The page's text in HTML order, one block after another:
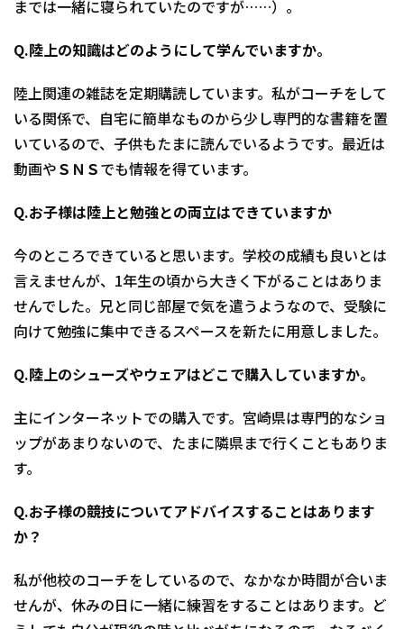
までは一緒に寝られていたのですが……）。
Q.陸上の知識はどのようにして学んでいますか。
陸上関連の雑誌を定期購読しています。私がコーチをして
いる関係で、自宅に簡単なものから少し専門的な書籍を置
いているので、子供もたまに読んでいるようです。最近は
動画やＳＮＳでも情報を得ています。
Q.お子様は陸上と勉強との両立はできていますか
今のところできていると思います。学校の成績も良いとは
言えませんが、1年生の頃から大きく下がることはありま
せんでした。兄と同じ部屋で気を遣うようなので、受験に
向けて勉強に集中できるスペースを新たに用意しました。
Q.陸上のシューズやウェアはどこで購入していますか。
主にインターネットでの購入です。宮崎県は専門的なショ
ップがあまりないので、たまに隣県まで行くこともありま
す。
Q.お子様の競技についてアドバイスすることはあります
か？
私が他校のコーチをしているので、なかなか時間が合いま
せんが、休みの日に一緒に練習をすることはあります。ど